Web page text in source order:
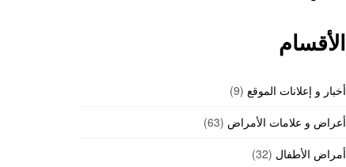
الأقسام
أخبار و إعلانات الموقع (9)
أعراض و علامات الأمراض (63)
أمراض الأطفال (32)